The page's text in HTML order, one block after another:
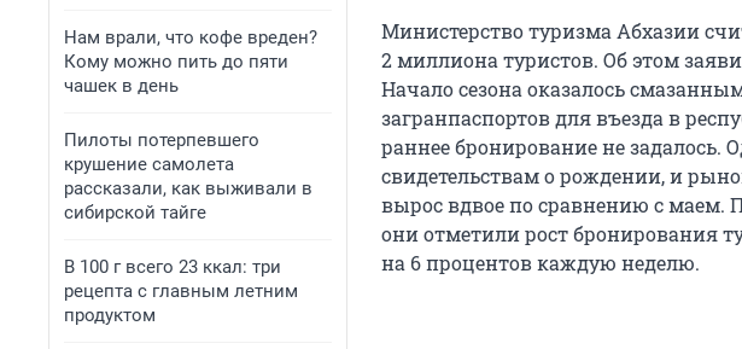
Нам врали, что кофе вреден?
Кому можно пить до пяти
чашек в день
Пилоты потерпевшего
крушение самолета
рассказали, как выживали в
сибирской тайге
В 100 г всего 23 ккал: три
рецепта с главным летним
продуктом
Министерство туризма Абхазии
2 миллиона туристов. Об этом
Начало сезона оказалось
загранпаспортов для въезда в
раннее бронирование не задалось.
свидетельствам о рождении, и
вырос вдвое по сравнению с маем.
они отметили рост бронирования
на 6 процентов каждую неделю.